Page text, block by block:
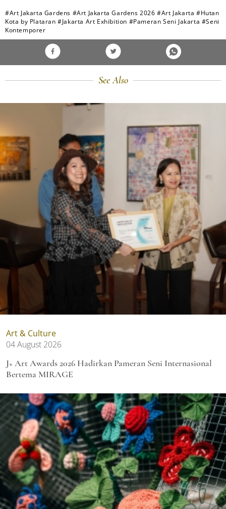
#Art Jakarta Gardens #Art Jakarta Gardens 2026 #Art Jakarta #Hutan
Kota by Plataran #Jakarta Art Exhibition #Pameran Seni Jakarta #Seni
Kontemporer
See Also
Art & Culture
04 August 2026
J+ Art Awards 2026 Hadirkan Pameran Seni Internasional
Bertema MIRAGE